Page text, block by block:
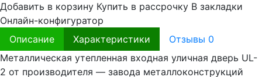
Добавить в корзину Купить в рассрочку В закладки
Онлайн-конфигуратор
Описание
Характеристики Отзывы 0
Металлическая утепленная входная уличная дверь UL-
2 от производителя — завода металлоконструкций